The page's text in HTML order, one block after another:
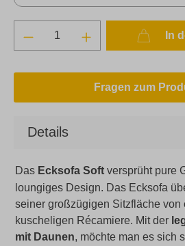
In
Fragen zum
Details
Das Ecksofa Soft versprüht pure
loungiges Design. Das Ecksofa
seiner großzügigen Sitzfläche von
kuscheligen Récamiere. Mit der
mit Daunen, möchte man es sich